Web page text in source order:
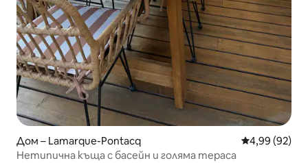
Дом – Lamarque-Pontacq Средна
4,99 (92)
Нетипична къща с басейн и голяма тераса